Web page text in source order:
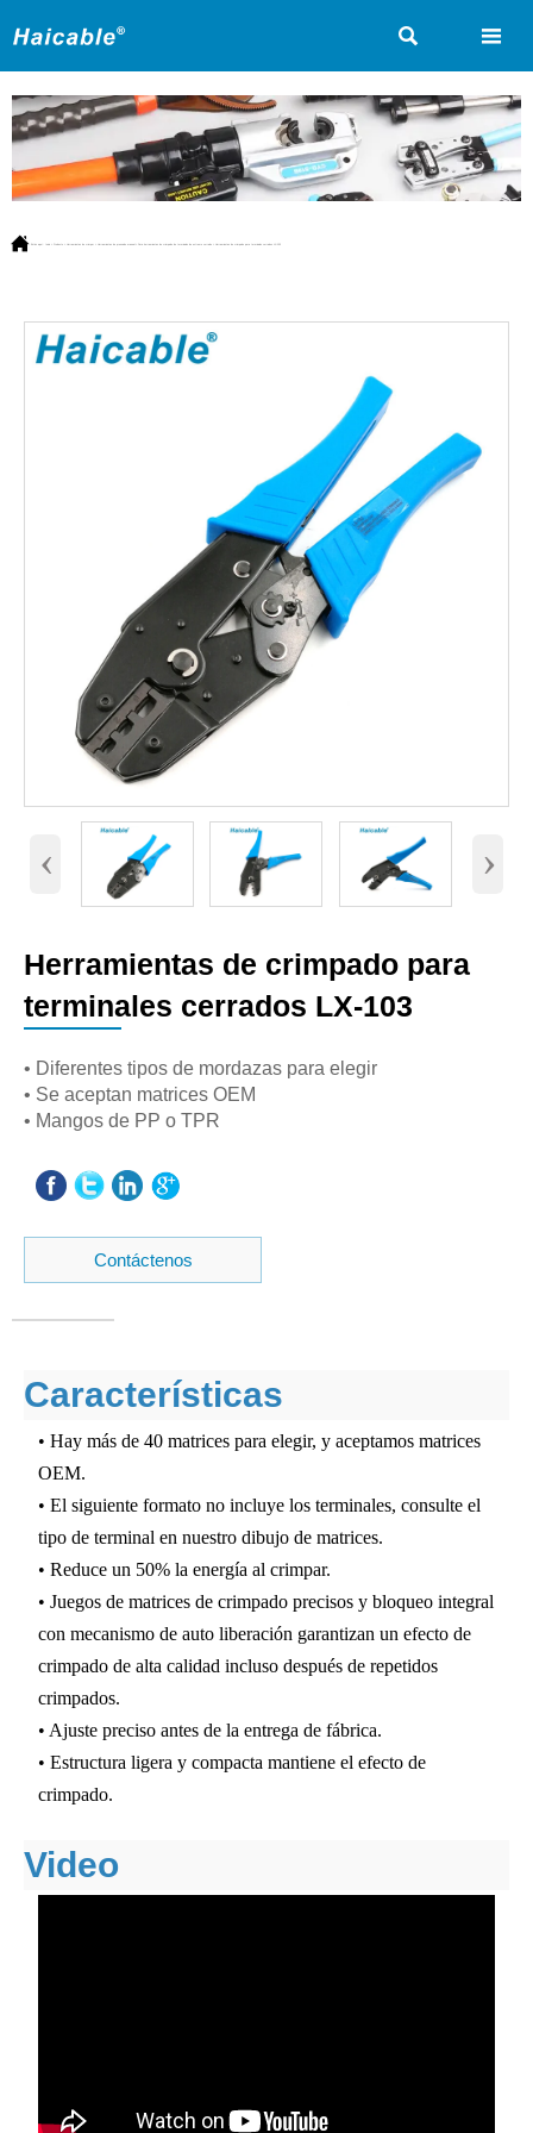
 
 Estás aquí: Producto Para herramientas de crimpado de terminales de extremo cerrado Herramientas de crimpado para terminales cerrados LX-103
‹ ›
Herramientas de crimpado para
terminales cerrados LX-103
• Diferentes tipos de mordazas para elegir
• Se aceptan matrices OEM
• Mangos de PP o TPR
Contáctenos
Características
• Hay más de 40 matrices para elegir, y aceptamos matrices
OEM.
• El siguiente formato no incluye los terminales, consulte el
tipo de terminal en nuestro dibujo de matrices.
• Reduce un 50% la energía al crimpar.
• Juegos de matrices de crimpado precisos y bloqueo integral
con mecanismo de auto liberación garantizan un efecto de
crimpado de alta calidad incluso después de repetidos
crimpados.
• Ajuste preciso antes de la entrega de fábrica.
• Estructura ligera y compacta mantiene el efecto de
crimpado.
Video